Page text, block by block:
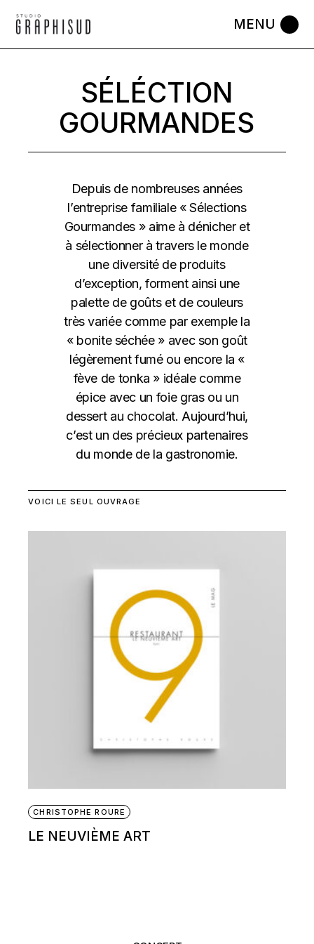
the
SÉLÉCTION
GOURMANDES
Depuis de nombreuses années
l’entreprise familiale « Sélections
Gourmandes » aime à dénicher et
à sélectionner à travers le monde
une diversité de produits
d’exception, forment ainsi une
palette de goûts et de couleurs
très variée comme par exemple la
« bonite séchée » avec son goût
légèrement fumé ou encore la «
fève de tonka » idéale comme
épice avec un foie gras ou un
dessert au chocolat. Aujourd’hui,
c’est un des précieux partenaires
du monde de la gastronomie.
VOICI LE SEUL OUVRAGE
CHRISTOPHE ROURE
LE NEUVIÈME ART